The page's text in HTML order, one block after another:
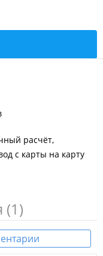
расчёт
с карты на карту
(1)